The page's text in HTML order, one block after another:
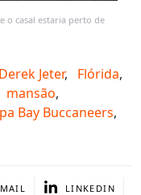
o casal estaria perto de
Derek Jeter, Flórida,
mansão,
Bay Buccaneers,
LINKEDIN